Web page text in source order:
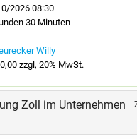
mehr als eine
zeigen wir,
analysieren,
klaren Ziel, die
Abgerundet
2026 08:30
30 Minuten
Willy
zzgl, 20% MwSt.
Zoll im Unternehmen